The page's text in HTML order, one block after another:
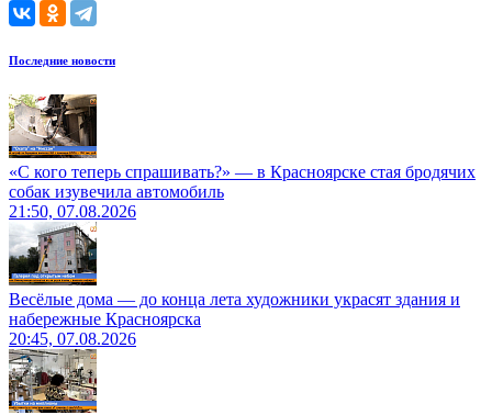
Последние новости
«С кого теперь спрашивать?» — в Красноярске стая бродячих
собак изувечила автомобиль
21:50, 07.08.2026
Весёлые дома — до конца лета художники украсят здания и
набережные Красноярска
20:45, 07.08.2026